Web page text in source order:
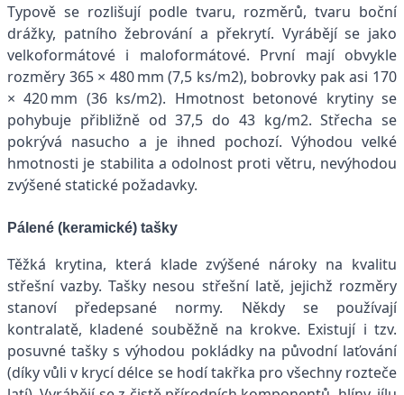
Typově se rozlišují podle tvaru, rozměrů, tvaru boční
drážky, patního žebrování a překrytí. Vyrábějí se jako
velkoformátové i maloformátové. První mají obvykle
rozměry 365 × 480 mm (7,5 ks/m2), bobrovky pak asi 170
× 420 mm (36 ks/m2). Hmotnost betonové krytiny se
pohybuje přibližně od 37,5 do 43 kg/m2. Střecha se
pokrývá nasucho a je ihned pochozí. Výhodou velké
hmotnosti je stabilita a odolnost proti větru, nevýhodou
zvýšené statické požadavky.
Pálené (keramické) tašky
Těžká krytina, která klade zvýšené nároky na kvalitu
střešní vazby. Tašky nesou střešní latě, jejichž rozměry
stanoví předepsané normy. Někdy se používají
kontralatě, kladené souběžně na krokve. Existují i tzv.
posuvné tašky s výhodou pokládky na původní laťování
(díky vůli v krycí délce se hodí takřka pro všechny rozteče